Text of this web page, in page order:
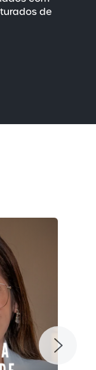
de